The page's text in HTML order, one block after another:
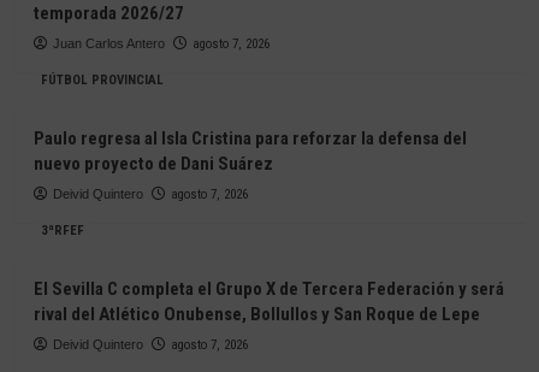
temporada 2026/27
Juan Carlos Antero agosto 7, 2026
FÚTBOL PROVINCIAL
Paulo regresa al Isla Cristina para reforzar la defensa del
nuevo proyecto de Dani Suárez
Deivid Quintero agosto 7, 2026
3ªRFEF
El Sevilla C completa el Grupo X de Tercera Federación y será
rival del Atlético Onubense, Bollullos y San Roque de Lepe
Deivid Quintero agosto 7, 2026